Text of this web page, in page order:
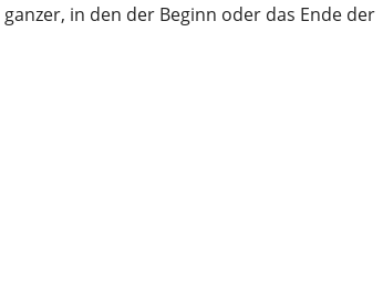
in den der Beginn oder das Ende der